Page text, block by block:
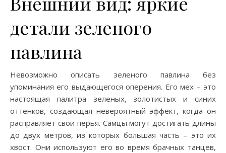
детали зеленого
павлина
Невозможно описать зеленого павлина без
упоминания его выдающегося оперения. Его мех – это
настоящая палитра зеленых, золотистых и синих
оттенков, создающая невероятный эффект, когда он
расправляет свои перья. Самцы могут достигать длины
до двух метров, из которых большая часть – это их
хвост. Они используют его во время брачных танцев,